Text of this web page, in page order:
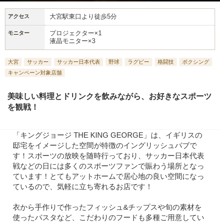
アクセス 大宮駅東口より徒歩5分
モニター
プロジェクター×1
液晶モニター×3
大宮 サッカー サッカー日本代表 野球 ラグビー 格闘技
ボクシング
キャンペーン対象店舗
美味しい料理とドリンクを飲みながら、お好きなスポーツ
を観戦！
「キングジョージ THE KING GEORGE」は、イギリスの
邸宅をイメージした空間が特徴のイングリッシュパブで
す！スポーツの放映を随時行っており、サッカー日本代表
戦などの日には多くのスポーツファンで賑わう場所となっ
ています！とてもアットホームで居心地の良い空間になっ
ているので、気軽に立ち寄れるお店です！
衣から手作りで作ったフィッシュ&チップスや旬の素材を
使ったパスタなど、こだわりのフードも多種ご用意してい